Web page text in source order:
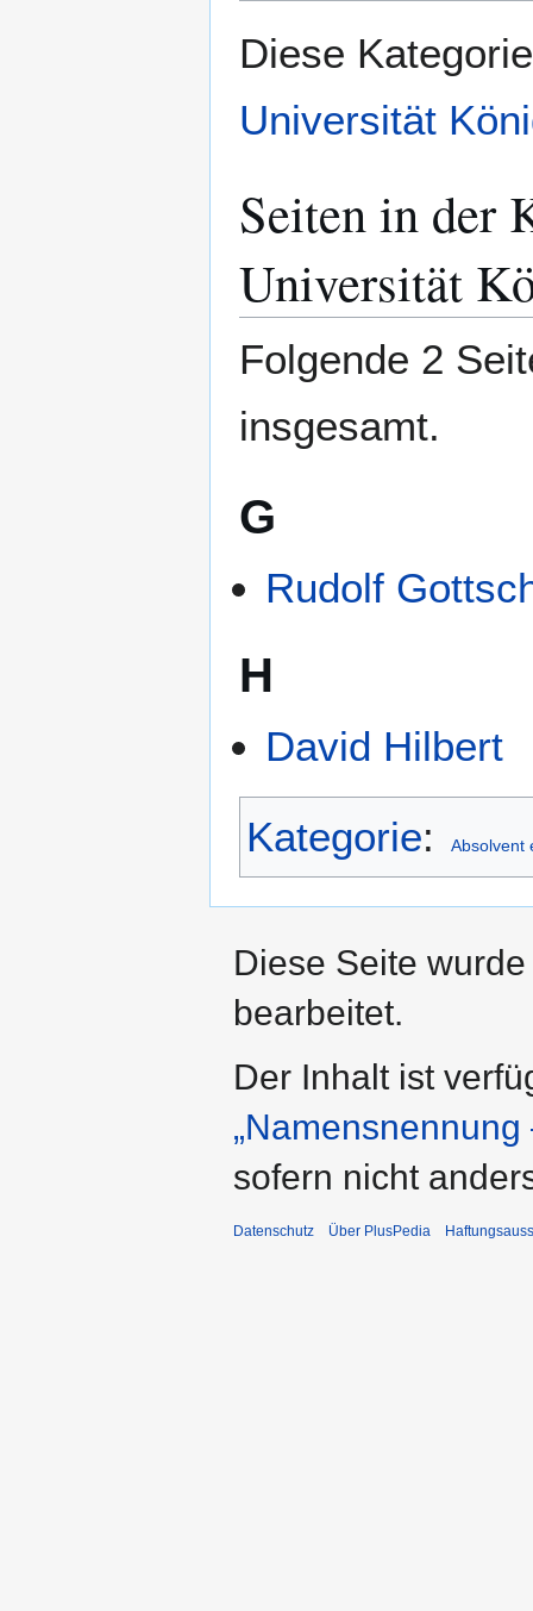
Navigation
Suche
Diese
Universität
Seiten in der
Universität
Folgende 2
insgesamt.
G
Rudolf
H
David Hilbert
Kategorie: Absolvent
Diese Seite
bearbeitet.
Der Inhalt ist
sofern nicht
Datenschutz Über PlusPedia